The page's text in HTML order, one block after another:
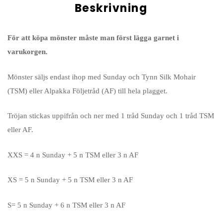
Beskrivning
För att köpa mönster måste man först lägga garnet i
varukorgen.
Mönster säljs endast ihop med Sunday och Tynn Silk Mohair
(TSM) eller Alpakka Följetråd (AF) till hela plagget.
Tröjan stickas uppifrån och ner med 1 tråd Sunday och 1 tråd TSM
eller AF.
XXS = 4 n Sunday + 5 n TSM eller 3 n AF
XS = 5 n Sunday + 5 n TSM eller 3 n AF
S= 5 n Sunday + 6 n TSM eller 3 n AF